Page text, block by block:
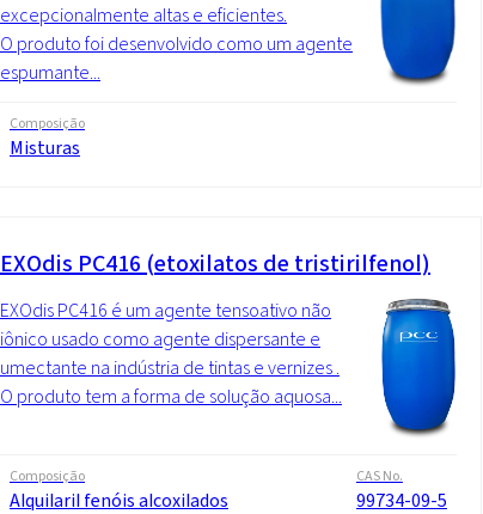
excepcionalmente altas e eficientes.
O produto foi desenvolvido como um agente
espumante...
Composição
Misturas
EXOdis PC416 (etoxilatos de tristirilfenol)
EXOdis PC416 é um agente tensoativo não
iônico usado como agente dispersante e
umectante na indústria de tintas e vernizes .
O produto tem a forma de solução aquosa...
Composição
Alquilaril fenóis alcoxilados
CAS No.
99734-09-5